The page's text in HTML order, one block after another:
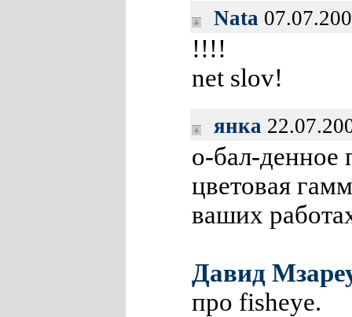
Nata
!!!!
net slov!
янка
о-бал-денное
цветовая
ваших
Давид
про fisheye.